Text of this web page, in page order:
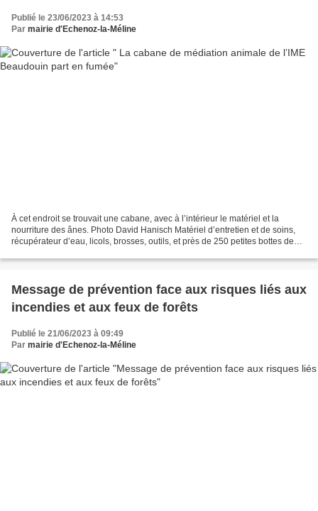
Publié le 23/06/2023 à 14:53
Par mairie d'Echenoz-la-Méline
À cet endroit se trouvait une cabane, avec à l’intérieur le matériel et la
nourriture des ânes. Photo David Hanisch Matériel d’entretien et de soins,
récupérateur d’eau, licols, brosses, outils, et près de 250 petites bottes de
Message de prévention face aux risques liés aux
incendies et aux feux de forêts
Publié le 21/06/2023 à 09:49
Par mairie d'Echenoz-la-Méline